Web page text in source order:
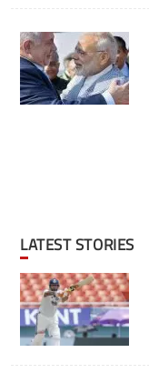
LATEST STORIES